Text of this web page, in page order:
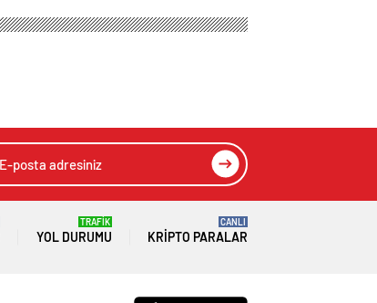
YOL DURUMU
TRAFİK
KRIPTO PARALAR
CANLI